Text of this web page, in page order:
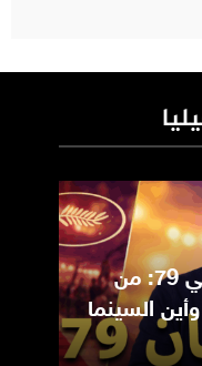
مهرجان كان السينمائي 79: من
السينما